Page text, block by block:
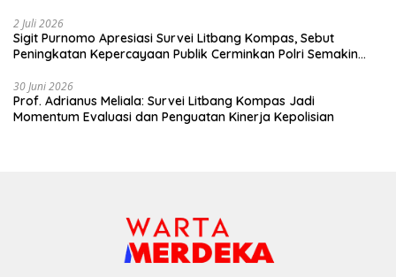
2 Juli 2026
Sigit Purnomo Apresiasi Survei Litbang Kompas, Sebut
Peningkatan Kepercayaan Publik Cerminkan Polri Semakin
30 Juni 2026
Prof. Adrianus Meliala: Survei Litbang Kompas Jadi
Momentum Evaluasi dan Penguatan Kinerja Kepolisian